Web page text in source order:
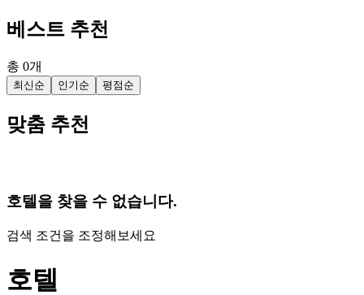
베스트 추천
총 0개
최신순 인기순 평점순
맞춤 추천
호텔을 찾을 수 없습니다.
검색 조건을 조정해보세요
호텔